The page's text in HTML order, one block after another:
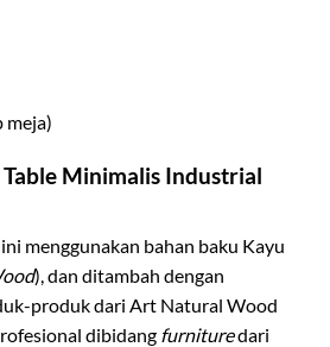
meja)
Minimalis Industrial
menggunakan bahan baku Kayu
), dan ditambah dengan
produk dari Art Natural Wood
dibidang furnituredari